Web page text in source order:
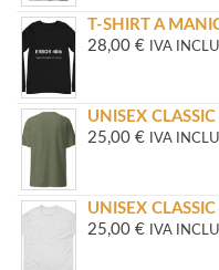
T-SHIRT A
28,00 € IVA
UNISEX CLASSIC
25,00 € IVA
UNISEX CLASSIC
25,00 € IVA